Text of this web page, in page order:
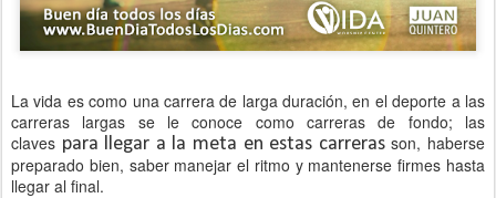
La vida es como una carrera de larga duración, en el deporte a las
carreras largas se le conoce como carreras de fondo; las
claves para llegar a la meta en estas carrerasson, haberse
preparado bien, saber manejar el ritmo y mantenerse firmes hasta
llegar al final.